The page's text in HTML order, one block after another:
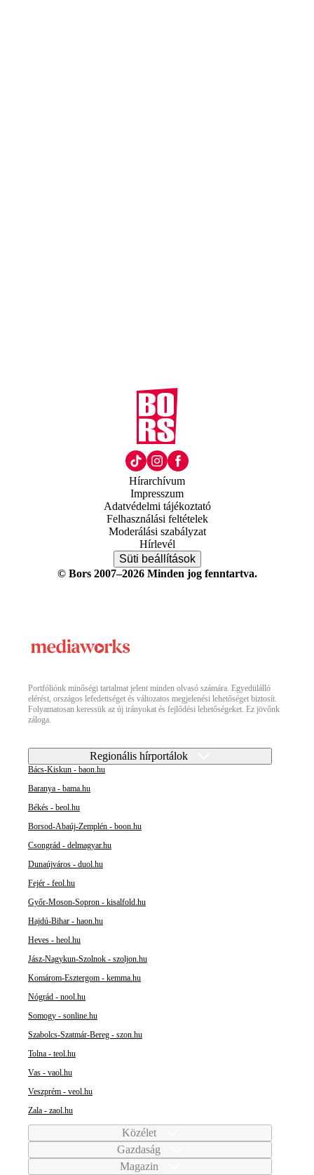
Hírarchívum
Impresszum
Adatvédelmi tájékoztató
Felhasználási feltételek
Moderálási szabályzat
Hírlevél
Süti beállítások
© Bors 2007–2026 Minden jog fenntartva.
Portfóliónk minőségi tartalmat jelent minden olvasó számára. Egyedülálló
elérést, országos lefedettséget és változatos megjelenési lehetőséget biztosít.
Folyamatosan keressük az új irányokat és fejlődési lehetőségeket. Ez jövőnk
záloga.
Regionális hírportálok
Bács-Kiskun - baon.hu
Baranya - bama.hu
Békés - beol.hu
Borsod-Abaúj-Zemplén - boon.hu
Csongrád - delmagyar.hu
Dunaújváros - duol.hu
Fejér - feol.hu
Győr-Moson-Sopron - kisalfold.hu
Hajdú-Bihar - haon.hu
Heves - heol.hu
Jász-Nagykun-Szolnok - szoljon.hu
Komárom-Esztergom - kemma.hu
Nógrád - nool.hu
Somogy - sonline.hu
Szabolcs-Szatmár-Bereg - szon.hu
Tolna - teol.hu
Vas - vaol.hu
Veszprém - veol.hu
Zala - zaol.hu
Közélet
Gazdaság
Magazin